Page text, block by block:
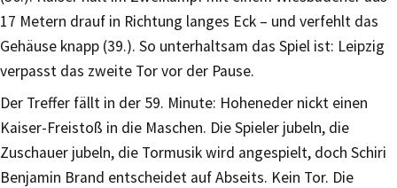
17 Metern drauf in Richtung langes Eck – und verfehlt das
Gehäuse knapp (39.). So unterhaltsam das Spiel ist: Leipzig
verpasst das zweite Tor vor der Pause.
Der Treffer fällt in der 59. Minute: Hoheneder nickt einen
Kaiser-Freistoß in die Maschen. Die Spieler jubeln, die
Zuschauer jubeln, die Tormusik wird angespielt, doch Schiri
Benjamin Brand entscheidet auf Abseits. Kein Tor. Die